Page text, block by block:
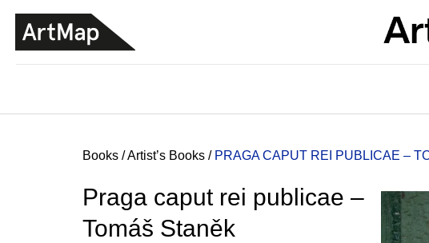
Home
Books /Artist’s Books / PRAGA CAPUT REI PUBLICAE –
Praga caput rei publicae –
Tomáš Staněk
BACK
SHOPPING
BACK
SHOPPING